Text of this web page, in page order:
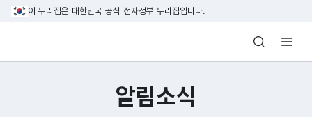
본문 바로가기
이 누리집은 대한민국 공식 전자정부 누리집입니다.
방송미디어통신위원회 Korea Media
알림소식